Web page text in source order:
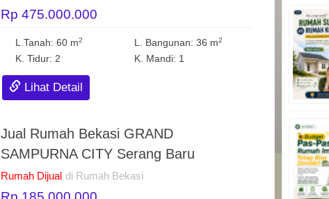
Rp 475.000.000
L.Tanah: 60 m2 L. Bangunan: 36 m2
K. Tidur: 2 K. Mandi: 1
Lihat Detail
Jual Rumah Bekasi GRAND
SAMPURNA CITY Serang Baru
Rumah Dijual di Rumah Bekasi